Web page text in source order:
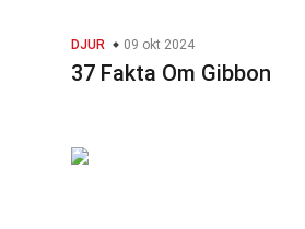
DJUR 09 okt 2024
37 Fakta Om Gibbon